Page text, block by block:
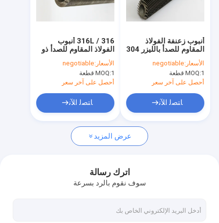
جولة في المعمل
اتصل بنا
اطلب اقتباس
أنبوب ذو زعانف حلزونية
أنابيب النحاس ذات الزعانف
أنبوب زعنفة مقذوف
أنبوب ذو زعانف من الفولاذ المقاوم للصدأ
316 / 316L أنبوب
الفولاذ المقاوم للصدأ ذو
الزعانف بالليزر لتكثيف
الغلايات 1.5 مم
الأسعار:negotiable
MOQ:1 قطعة
أحصل على آخر سعر
ﺎﺘﺼﻟ ﺍﻶﻧ
أنبوب زعنفة الفولاذ
المقاوم للصدأ بالليزر 304
أنبوب زعنفة التيتانيوم
الأسعار:negotiable
MOQ:1 قطعة
أحصل على آخر سعر
ﺎﺘﺼﻟ ﺍﻶﻧ
عرض المزيد
اترك رسالة
سوف نقوم بالرد بسرعة